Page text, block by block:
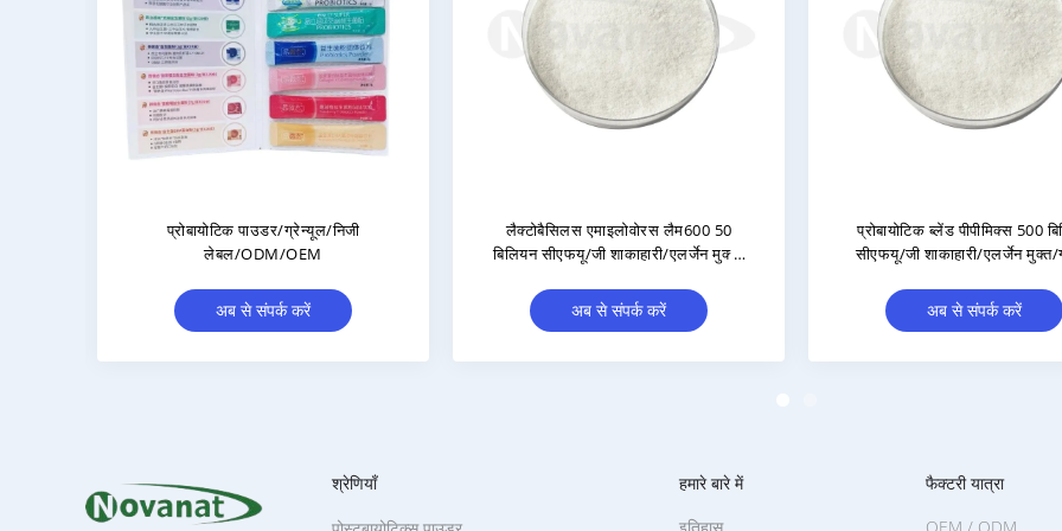
प्रोबायोटिक ब्लेंड पीपीमिक्स 500 बिलियन
सीएफयू/जी शाकाहारी/एलर्जेन मुक्त/ग्लूटेन
अब से संपर्क करें
एंटरोकोकस फ़ेशियम EFM530 500 बिलियन
CFU/g शाकाहारी/एलर्जेन मुक्त/ग्लूटेन मुक्त/
अब से संपर्क करें
लैक्टोबैसिलस जेन्सिनिया LJ37 300 बिलियन
सीएफयू/जी शाकाहारी/एलर्जेन मुक्त/ग्लूटेन
अब से संपर्क करें
श्रेणियाँ
हमारे बारे में
फैक्टरी यात्रा